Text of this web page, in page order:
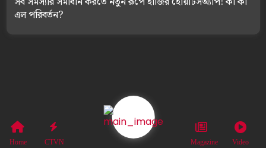
এল পরিবর্তন?
Home CTVN Magazine Video